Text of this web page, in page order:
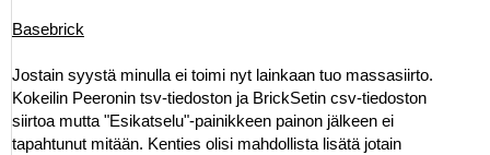
Basebrick
Jostain syystä minulla ei toimi nyt lainkaan tuo massasiirto.
Kokeilin Peeronin tsv-tiedoston ja BrickSetin csv-tiedoston
siirtoa mutta "Esikatselu"-painikkeen painon jälkeen ei
tapahtunut mitään. Kenties olisi mahdollista lisätä jotain